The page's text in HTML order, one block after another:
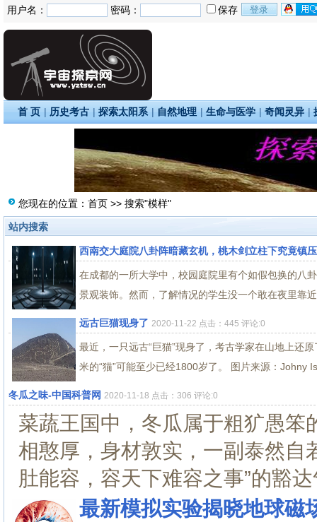
用户名： 密码： 保存
首 页 | 历史考古 | 探索太阳系 | 自然地理 | 生命与医学 | 奇闻灵异 |
您现在的位置： 首页 >> 搜索"模样"
站内搜索
西南交大庭院八卦阵暗藏玄机，桃木剑立柱下究竟镇
在成都的一所大学中，校园庭院里有个如假包换的八
景观装饰。然而，了解情况的学生没一个敢在夜里靠
远古巨猫现身了 2020-11-22 点击：445 评论:0
最近，一只远古“巨猫”现身了，考古学家在山地上还
米的“猫”可能至少已经1800岁了。 图片来源：Johny
冬瓜之味-中国科普网 2020-11-18 点击：306 评论:0
菜蔬王国中，冬瓜属于粗犷愚笨
相憨厚，身材敦实，一副泰然自
肚能容，容天下难容之事”的豁
最新模拟实验揭晓地球磁